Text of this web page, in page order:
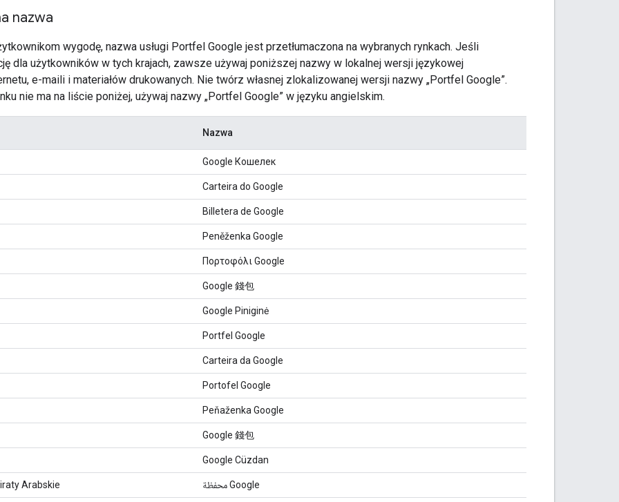
nazwa
wygodę, nazwa usługi Portfel Google jest przetłumaczona na wybranych rynkach. Jeśli
dla użytkowników w tych krajach, zawsze używaj poniższej nazwy w lokalnej wersji językowej
e-maili i materiałów drukowanych. Nie twórz własnej zlokalizowanej wersji nazwy „Portfel Google”.
nie ma na liście poniżej, używaj nazwy „Portfel Google” w języku angielskim.
Nazwa
Google Кошелек
Carteira do Google
Billetera de Google
Peněženka Google
Πορτοφόλι Google
Google 錢包
Google Piniginė
Portfel Google
Carteira da Google
Portofel Google
Peňaženka Google
Google 錢包
Google Cüzdan
Arabskie محفظة Google